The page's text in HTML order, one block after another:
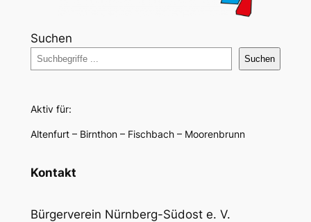
Suchen
Suchen
Aktiv für:
Altenfurt – Birnthon – Fischbach – Moorenbrunn
Kontakt
Bürgerverein Nürnberg-Südost e. V.